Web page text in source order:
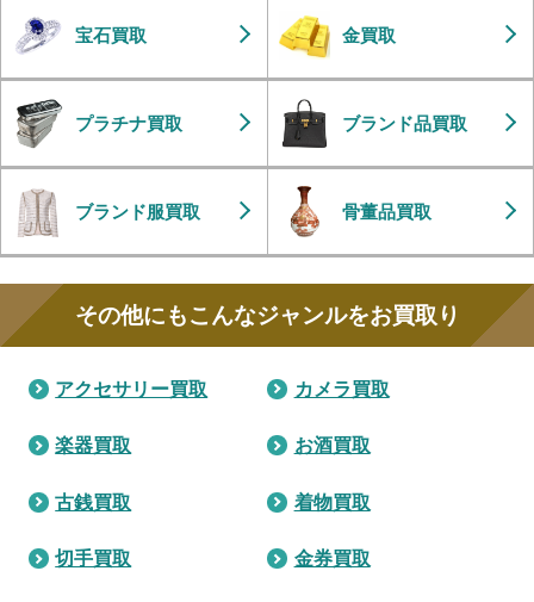
宝石買取 金買取
プラチナ買取 ブランド品買取
ブランド服買取 骨董品買取
その他にもこんなジャンルをお買取り
アクセサリー買取 カメラ買取
楽器買取 お酒買取
古銭買取 着物買取
切手買取 金券買取